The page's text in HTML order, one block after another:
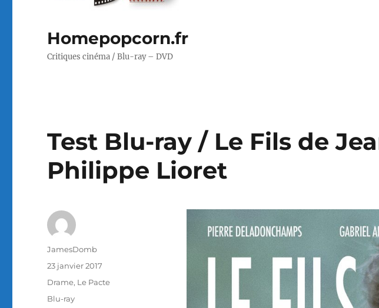
Homepopcorn.fr
Critiques cinéma / Blu-ray – DVD
Test Blu-ray / Le Fils de
Philippe Lioret
Auteur
JamesDomb
Publié
23 janvier 2017
Catégories
Drame, Le Pacte
Étiquettes
Blu-ray